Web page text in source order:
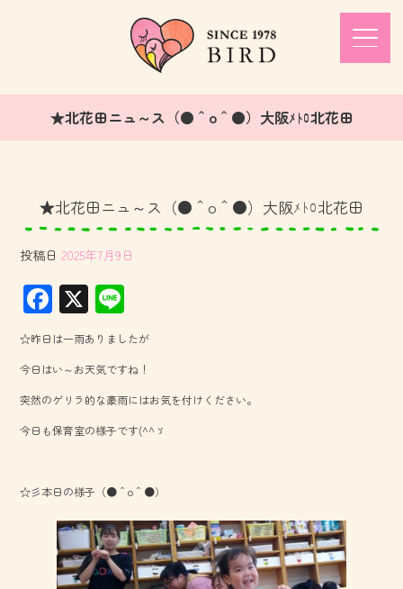
★北花田ニュ～ス（●＾o＾●）大阪ﾒﾄﾛ北花田
★北花田ニュ～ス（●＾o＾●）大阪ﾒﾄﾛ北花田
投稿日 2025年7月9日
F
ac
e
b
o
ok
X
ne
☆昨日は一雨ありましたが
今日はい～お天気ですね！
突然のゲリラ的な豪雨にはお気を付けください。
今日も保育室の様子です(^^ゞ
☆彡本日の様子（●＾o＾●）